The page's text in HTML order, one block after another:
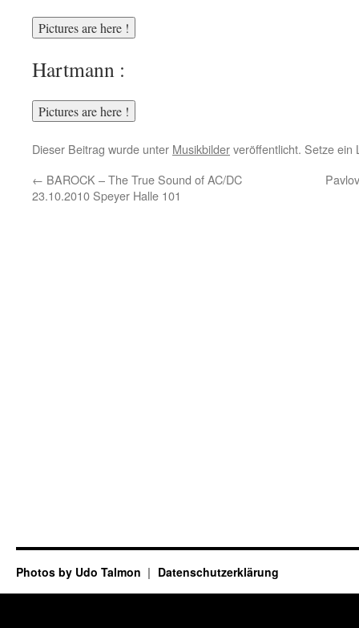
Hartmann :
Dieser Beitrag wurde unter Musikbilderveröffentlicht. Setze
← BAROCK – The True Sound of AC/DC
23.10.2010 Speyer Halle 101
Photos by Udo Talmon Datenschutzerklärung